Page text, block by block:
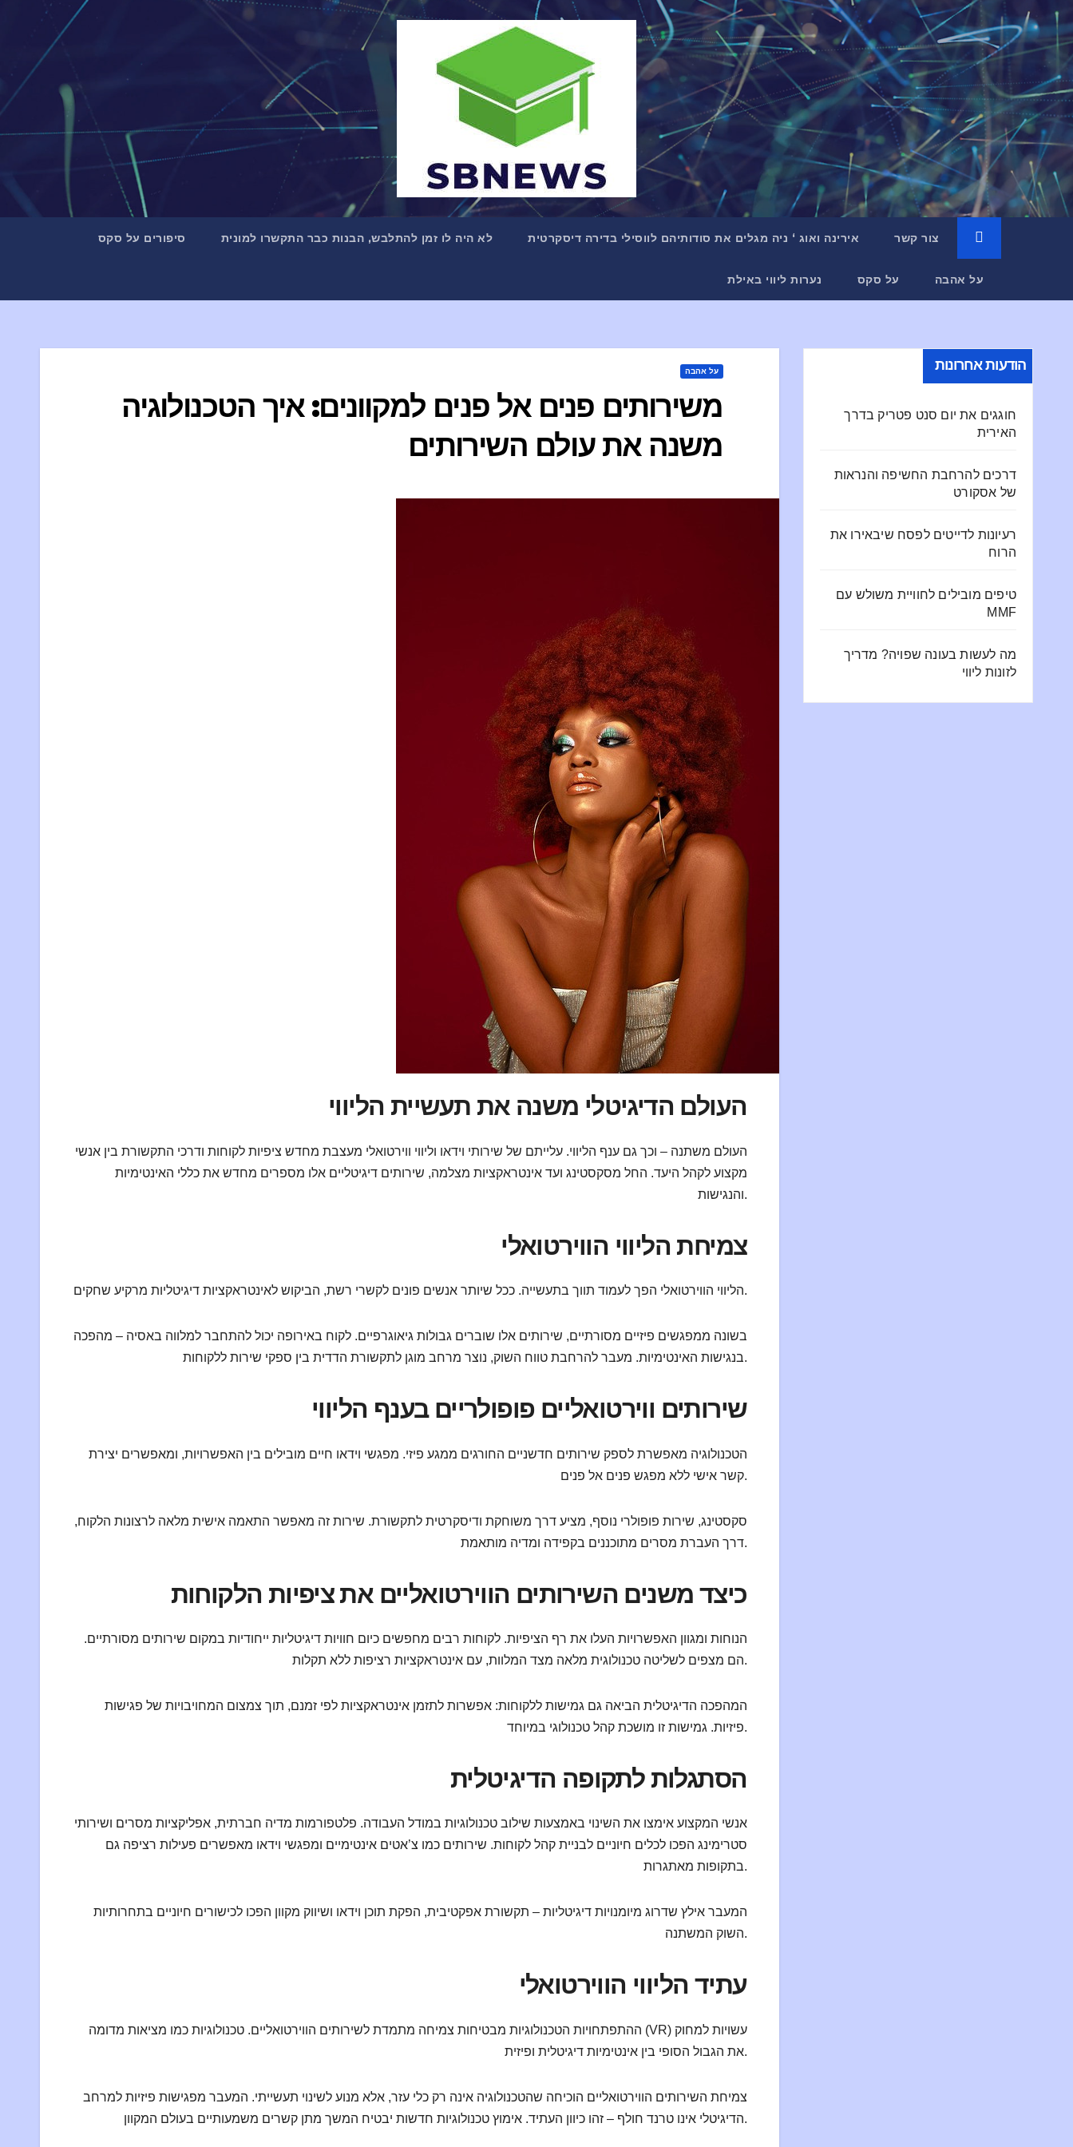
צור קשר אירינה ואוג ‘ ניה מגלים את סודותיהם לווסילי בדירה דיסקרטית לא היה לו זמן להתלבש, הבנות כבר התקשרו למונית סיפורים על סקס
על אהבה על סקס נערות ליווי באילת
על אהבה
משירותים פנים אל פנים למקוונים: איך הטכנולוגיה
משנה את עולם השירותים
העולם הדיגיטלי משנה את תעשיית הליווי
העולם משתנה – וכך גם ענף הליווי. עלייתם של שירותי וידאו וליווי ווירטואלי מעצבת מחדש ציפיות לקוחות ודרכי התקשורת בין אנשי
מקצוע לקהל היעד. החל מסקסטינג ועד אינטראקציות מצלמה, שירותים דיגיטליים אלו מספרים מחדש את כללי האינטימיות
והנגישות.
צמיחת הליווי הווירטואלי
הליווי הווירטואלי הפך לעמוד תווך בתעשייה. ככל שיותר אנשים פונים לקשרי רשת, הביקוש לאינטראקציות דיגיטליות מרקיע שחקים.
בשונה ממפגשים פיזיים מסורתיים, שירותים אלו שוברים גבולות גיאוגרפיים. לקוח באירופה יכול להתחבר למלווה באסיה – מהפכה
בנגישות האינטימיות. מעבר להרחבת טווח השוק, נוצר מרחב מוגן לתקשורת הדדית בין ספקי שירות ללקוחות.
שירותים ווירטואליים פופולריים בענף הליווי
הטכנולוגיה מאפשרת לספק שירותים חדשניים החורגים ממגע פיזי. מפגשי וידאו חיים מובילים בין האפשרויות, ומאפשרים יצירת
קשר אישי ללא מפגש פנים אל פנים.
סקסטינג, שירות פופולרי נוסף, מציע דרך משוחקת ודיסקרטית לתקשורת. שירות זה מאפשר התאמה אישית מלאה לרצונות הלקוח,
דרך העברת מסרים מתוכננים בקפידה ומדיה מותאמת.
כיצד משנים השירותים הווירטואליים את ציפיות הלקוחות
הנוחות ומגוון האפשרויות העלו את רף הציפיות. לקוחות רבים מחפשים כיום חוויות דיגיטליות ייחודיות במקום שירותים מסורתיים.
הם מצפים לשליטה טכנולוגית מלאה מצד המלוות, עם אינטראקציות רציפות ללא תקלות.
המהפכה הדיגיטלית הביאה גם גמישות ללקוחות: אפשרות לתזמן אינטראקציות לפי זמנם, תוך צמצום המחויבויות של פגישות
פיזיות. גמישות זו מושכת קהל טכנולוגי במיוחד.
הסתגלות לתקופה הדיגיטלית
אנשי המקצוע אימצו את השינוי באמצעות שילוב טכנולוגיות במודל העבודה. פלטפורמות מדיה חברתית, אפליקציות מסרים ושירותי
סטרימינג הפכו לכלים חיוניים לבניית קהל לקוחות. שירותים כמו צ’אטים אינטימיים ומפגשי וידאו מאפשרים פעילות רציפה גם
בתקופות מאתגרות.
המעבר אילץ שדרוג מיומנויות דיגיטליות – תקשורת אפקטיבית, הפקת תוכן וידאו ושיווק מקוון הפכו לכישורים חיוניים בתחרותיות
השוק המשתנה.
עתיד הליווי הווירטואלי
ההתפתחויות הטכנולוגיות מבטיחות צמיחה מתמדת לשירותים הווירטואליים. טכנולוגיות כמו מציאות מדומה (VR) עשויות למחוק
את הגבול הסופי בין אינטימיות דיגיטלית ופיזית.
צמיחת השירותים הווירטואליים הוכיחה שהטכנולוגיה אינה רק כלי עזר, אלא מנוע לשינוי תעשייתי. המעבר מפגישות פיזיות למרחב
הדיגיטלי אינו טרנד חולף – זהו כיוון העתיד. אימוץ טכנולוגיות חדשות יבטיח המשך מתן קשרים משמעותיים בעולם המקוון.
הודעות אחרונות
חוגגים את יום סנט פטריק בדרך
האירית
דרכים להרחבת החשיפה והנראות
של אסקורט
רעיונות לדייטים לפסח שיבאירו את
הרוח
טיפים מובילים לחוויית משולש עם
MMF
מה לעשות בעונה שפויה? מדריך
לזונות ליווי